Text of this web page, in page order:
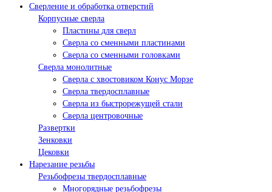
Сверление и обработка отверстий
Корпусные сверла
Пластины для сверл
Сверла со сменными пластинами
Сверла со сменными головками
Сверла монолитные
Сверла с хвостовиком Конус Морзе
Сверла твердосплавные
Сверла из быстрорежущей стали
Сверла центровочные
Развертки
Зенковки
Цековки
Нарезание резьбы
Резьбофрезы твердосплавные
Многорядные резьбофрезы